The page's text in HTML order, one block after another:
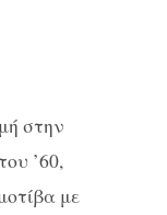
στην
’60,
με